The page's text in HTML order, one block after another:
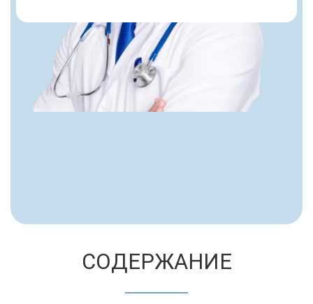
СОДЕРЖАНИЕ